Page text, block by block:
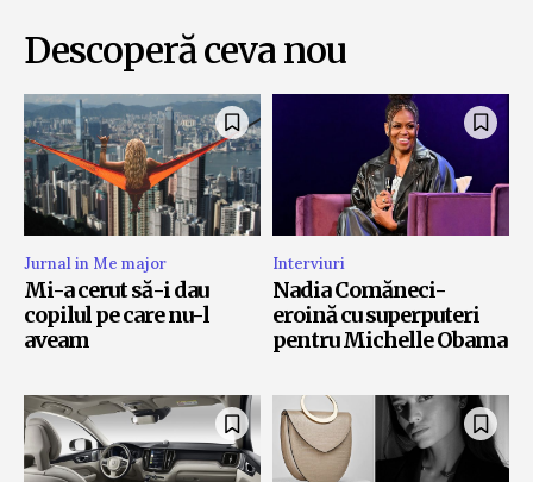
Descoperă ceva nou
Jurnal in Me major
Mi-a cerut să-i dau
copilul pe care nu-l
aveam
Interviuri
Nadia Comăneci-
eroină cu superputeri
pentru Michelle Obama